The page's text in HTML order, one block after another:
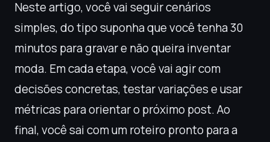
Neste artigo, você vai seguir cenários
simples, do tipo suponha que você tenha 30
minutos para gravar e não queira inventar
moda. Em cada etapa, você vai agir com
decisões concretas, testar variações e usar
métricas para orientar o próximo post. Ao
final, você sai com um roteiro pronto para a